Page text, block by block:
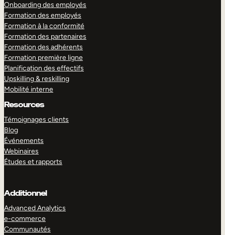
Onboarding des employés
Formation des employés
Formation à la conformité
Formation des partenaires
Formation des adhérents
Formation première ligne
Planification des effectifs
Upskilling & reskilling
Mobilité interne
Resources
Témoignages clients
Blog
Événements
Webinaires
Études et rapports
Additionnel
Advanced Analytics
e-commerce
Communautés